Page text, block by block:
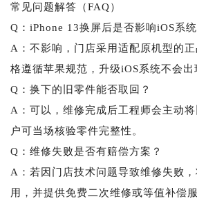
常见问题解答（FAQ）
Q：iPhone 13换屏后是否影响iOS系统
A：不影响，门店采用适配原机型的
格遵循苹果规范，升级iOS系统不会出
Q：换下的旧零件能否取回？
A：可以，维修完成后工程师会主动
户可当场核验零件完整性。
Q：维修失败是否有赔偿方案？
A：若因门店技术问题导致维修失败
用，并提供免费二次维修或等值补偿服